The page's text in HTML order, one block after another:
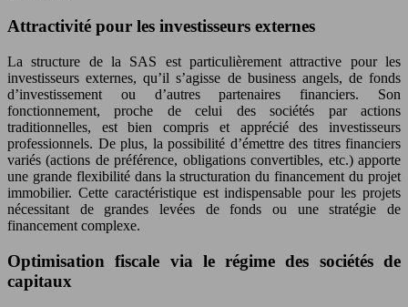
Attractivité pour les investisseurs externes
La structure de la SAS est particulièrement attractive pour les
investisseurs externes, qu’il s’agisse de business angels, de fonds
d’investissement ou d’autres partenaires financiers. Son
fonctionnement, proche de celui des sociétés par actions
traditionnelles, est bien compris et apprécié des investisseurs
professionnels. De plus, la possibilité d’émettre des titres financiers
variés (actions de préférence, obligations convertibles, etc.) apporte
une grande flexibilité dans la structuration du financement du projet
immobilier. Cette caractéristique est indispensable pour les projets
nécessitant de grandes levées de fonds ou une stratégie de
financement complexe.
Optimisation fiscale via le régime des sociétés de
capitaux